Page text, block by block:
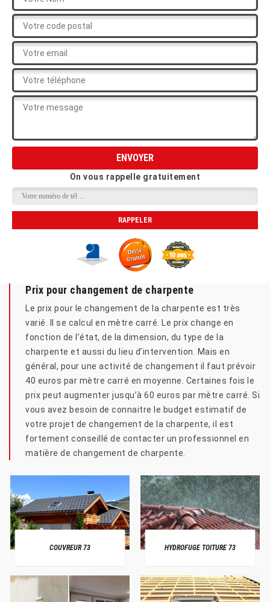
On vous rappelle gratuitement
Prix pour changement de charpente
Le prix pour le changement de la charpente est très
varié. Il se calcul en mètre carré. Le prix change en
fonction de l’état, de la dimension, du type de la
charpente et aussi du lieu d’intervention. Mais en
général, pour une activité de changement il faut prévoir
40 euros par mètre carré en moyenne. Certaines fois le
prix peut augmenter jusqu’à 60 euros par mètre carré. Si
vous avez besoin de connaitre le budget estimatif de
votre projet de changement de la charpente, il est
fortement conseillé de contacter un professionnel en
matière de changement de charpente.
COUVREUR 73 HYDROFUGE TOITURE 73